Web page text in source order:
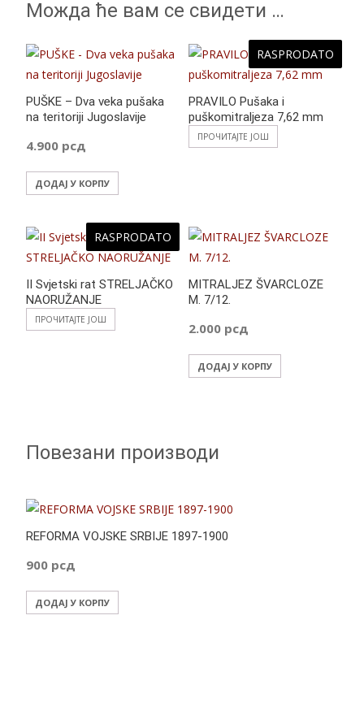
Можда ће вам се свидети …
PUŠKE – Dva veka pušaka
na teritoriji Jugoslavije
4.900 рсд
ДОДАЈ У КОРПУ
RASPRODATO
PRAVILO Pušaka i
puškomitraljeza 7,62 mm
ПРОЧИТАЈТЕ ЈОШ
RASPRODATO
II Svjetski rat STRELJAČKO
NAORUŽANJE
ПРОЧИТАЈТЕ ЈОШ
MITRALJEZ ŠVARCLOZE
M. 7/12.
2.000 рсд
ДОДАЈ У КОРПУ
Повезани производи
REFORMA VOJSKE SRBIJE 1897-1900
900 рсд
ДОДАЈ У КОРПУ